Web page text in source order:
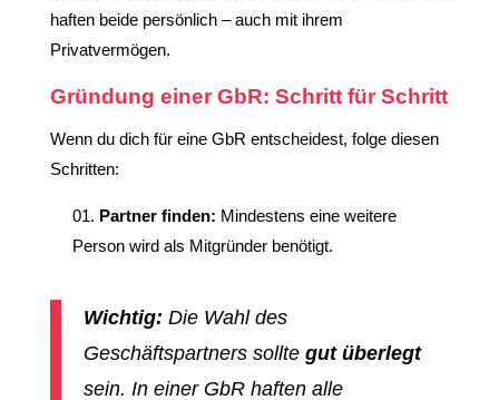
haften beide persönlich – auch mit ihrem
Privatvermögen.
Gründung einer GbR: Schritt für Schritt
Wenn du dich für eine GbR entscheidest, folge diesen
Schritten:
Partner finden: Mindestens eine weitere
Person wird als Mitgründer benötigt.
Wichtig: Die Wahl des
Geschäftspartners sollte gut überlegt
sein. In einer GbR haften alle